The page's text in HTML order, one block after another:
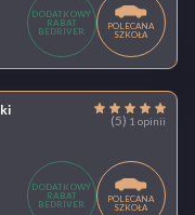
DODATKOWY
RABAT
BEDRIVER
POLECANA
SZKOŁA
(5) 1 opinii
DODATKOWY
RABAT
BEDRIVER
POLECANA
SZKOŁA